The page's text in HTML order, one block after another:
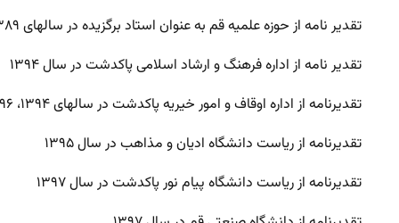
تقدیر نامه از حوزه علمیه قم به عنوان استاد برگزیده در سالهای ۱۳۸۹، ۱۳۹۰، ۱۳۹۳، ۱۳۹۵، ۱۳۹۸
تقدیر نامه از اداره فرهنگ و ارشاد اسلامی پاکدشت در سال ۱۳۹۴
تقدیرنامه از اداره اوقاف و امور خیریه پاکدشت در سالهای ۱۳۹۴، ۱۳۹۶، ۱۳۹۷، ۱۳۹۸
تقدیرنامه از ریاست دانشگاه ادیان و مذاهب در سال ۱۳۹۵
تقدیرنامه از ریاست دانشگاه پیام نور پاکدشت در سال ۱۳۹۷